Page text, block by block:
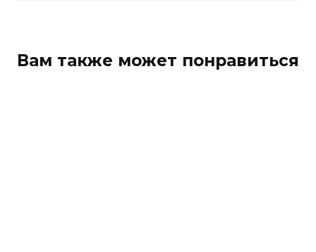
Вам также может понравиться